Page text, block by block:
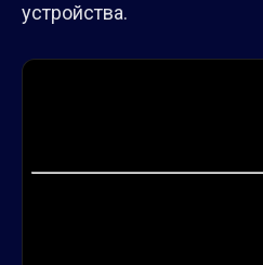
устройства.